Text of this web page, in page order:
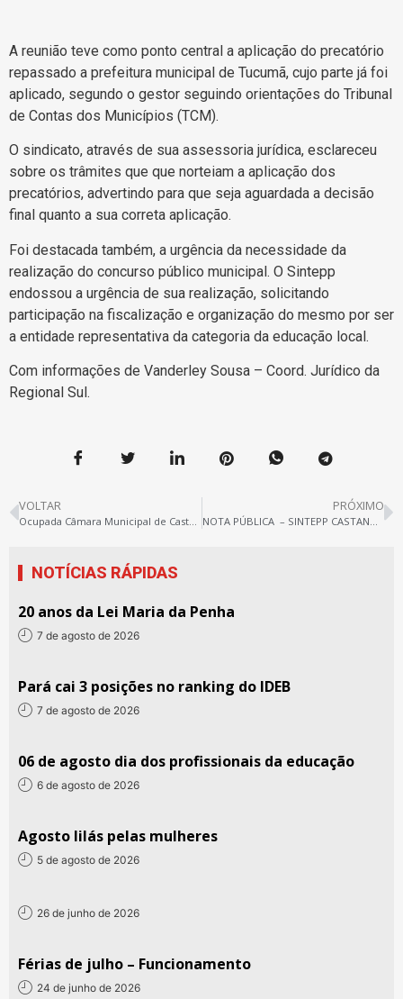
A reunião teve como ponto central a aplicação do precatório
repassado a prefeitura municipal de Tucumã, cujo parte já foi
aplicado, segundo o gestor seguindo orientações do Tribunal
de Contas dos Municípios (TCM).
O sindicato, através de sua assessoria jurídica, esclareceu
sobre os trâmites que que norteiam a aplicação dos
precatórios, advertindo para que seja aguardada a decisão
final quanto a sua correta aplicação.
Foi destacada também, a urgência da necessidade da
realização do concurso público municipal. O Sintepp
endossou a urgência de sua realização, solicitando
participação na fiscalização e organização do mesmo por ser
a entidade representativa da categoria da educação local.
Com informações de Vanderley Sousa – Coord. Jurídico da
Regional Sul.
VOLTAR
Ocupada Câmara Municipal de Castanhal
PRÓXIMO
NOTA PÚBLICA – SINTEPP CASTANHAL
NOTÍCIAS RÁPIDAS
20 anos da Lei Maria da Penha
7 de agosto de 2026
Pará cai 3 posições no ranking do IDEB
7 de agosto de 2026
06 de agosto dia dos profissionais da educação
6 de agosto de 2026
Agosto lilás pelas mulheres
5 de agosto de 2026
26 de junho de 2026
Férias de julho – Funcionamento
24 de junho de 2026